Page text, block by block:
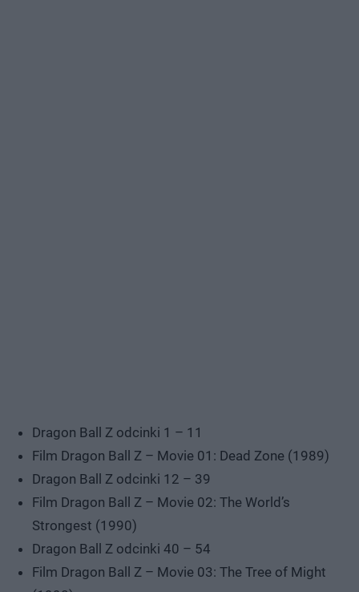
Dragon Ball Z odcinki 1 – 11
Film Dragon Ball Z – Movie 01: Dead Zone (1989)
Dragon Ball Z odcinki 12 – 39
Film Dragon Ball Z – Movie 02: The World’s
Strongest (1990)
Dragon Ball Z odcinki 40 – 54
Film Dragon Ball Z – Movie 03: The Tree of Might